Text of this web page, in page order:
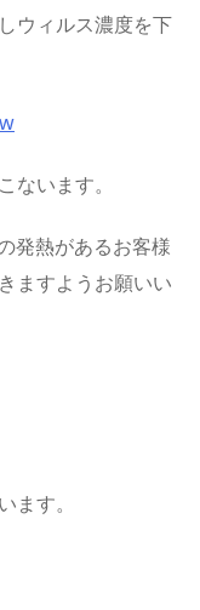
ウィルス濃度を下
ないます。
発熱があるお客様
ますようお願いい
ます。